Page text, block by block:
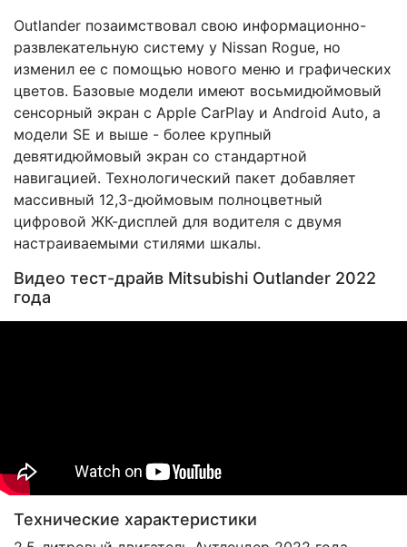
Outlander позаимствовал свою информационно-
развлекательную систему у Nissan Rogue, но
изменил ее с помощью нового меню и графических
цветов. Базовые модели имеют восьмидюймовый
сенсорный экран с Apple CarPlay и Android Auto, а
модели SE и выше - более крупный
девятидюймовый экран со стандартной
навигацией. Технологический пакет добавляет
массивный 12,3-дюймовым полноцветный
цифровой ЖК-дисплей для водителя с двумя
настраиваемыми стилями шкалы.
Видео тест-драйв Mitsubishi Outlander 2022
года
Технические характеристики